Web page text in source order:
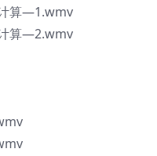
算—1.wmv
算—2.wmv